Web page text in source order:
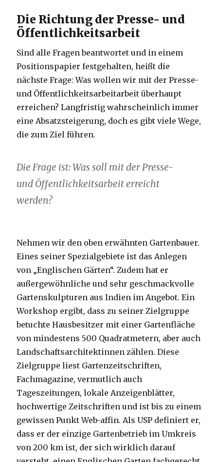
Die Richtung der Presse- und
Öffentlichkeitsarbeit
Sind alle Fragen beantwortet und in einem
Positionspapier festgehalten, heißt die
nächste Frage: Was wollen wir mit der Presse-
und Öffentlichkeitsarbeitarbeit überhaupt
erreichen? Langfristig wahrscheinlich immer
eine Absatzsteigerung, doch es gibt viele Wege,
die zum Ziel führen.
Die Frage ist: Was soll mit der Presse-
und Öffentlichkeitsarbeit erreicht
werden?
Nehmen wir den oben erwähnten Gartenbauer.
Eines seiner Spezialgebiete ist das Anlegen
von „Englischen Gärten“. Zudem hat er
außergewöhnliche und sehr geschmackvolle
Gartenskulpturen aus Indien im Angebot. Ein
Workshop ergibt, dass zu seiner Zielgruppe
betuchte Hausbesitzer mit einer Gartenfläche
von mindestens 500 Quadratmetern, aber auch
Landschaftsarchitektinnen zählen. Diese
Zielgruppe liest Gartenzeitschriften,
Fachmagazine, vermutlich auch
Tageszeitungen, lokale Anzeigenblätter,
hochwertige Zeitschriften und ist bis zu einem
gewissen Punkt Web-affin. Als USP definiert er,
dass er der einzige Gartenbetrieb im Umkreis
von 200 km ist, der sich wirklich darauf